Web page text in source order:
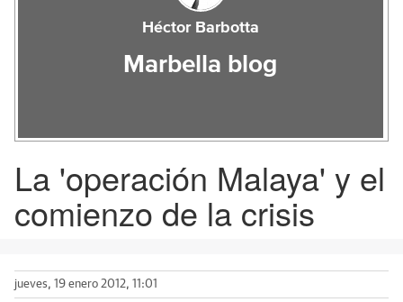
Héctor Barbotta
Marbella blog
La 'operación Malaya' y el
comienzo de la crisis
jueves, 19 enero 2012, 11:01